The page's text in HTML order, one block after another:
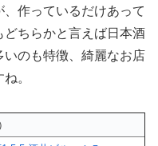
作っているだけあって
ちらかと言えば日本酒
のも特徴、綺麗なお店
。